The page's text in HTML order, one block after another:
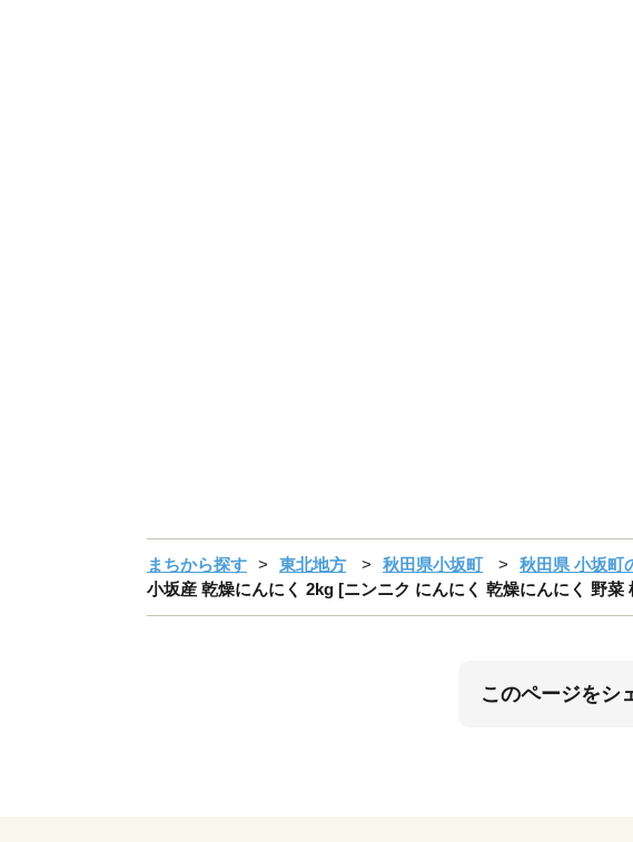
まちから探す 東北地方 秋田県小坂町
秋田県 小坂町
小坂産 乾燥にんにく 2kg [ニンニク にんにく 乾燥にんにく 野菜
このページをシ